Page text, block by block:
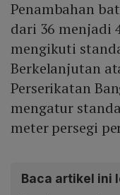
Penambahan
dari 36 menjadi
mengikuti
Berkelanjutan
Perserikatan
mengatur
meter persegi
Baca artikel ini